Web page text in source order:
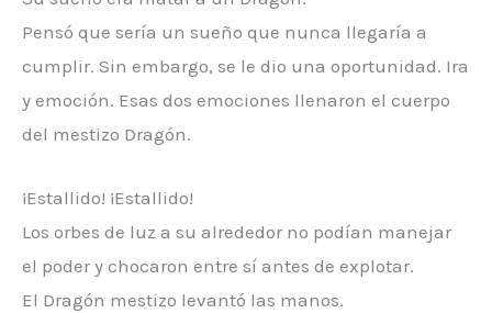
Pensó que sería un sueño que nunca llegaría a
cumplir. Sin embargo, se le dio una oportunidad. Ira
y emoción. Esas dos emociones llenaron el cuerpo
del mestizo Dragón.
¡Estallido! ¡Estallido!
Los orbes de luz a su alrededor no podían manejar
el poder y chocaron entre sí antes de explotar.
El Dragón mestizo levantó las manos.